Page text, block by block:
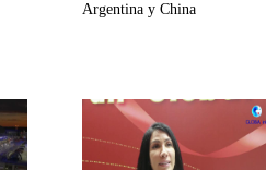
Argentina y China